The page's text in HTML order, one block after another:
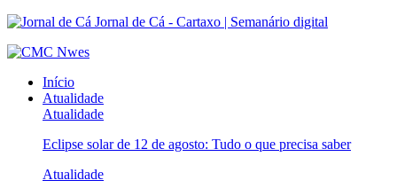
Jornal de Cá - Cartaxo | Semanário digital
Início
Atualidade
Atualidade
Eclipse solar de 12 de agosto: Tudo o que precisa saber
Atualidade